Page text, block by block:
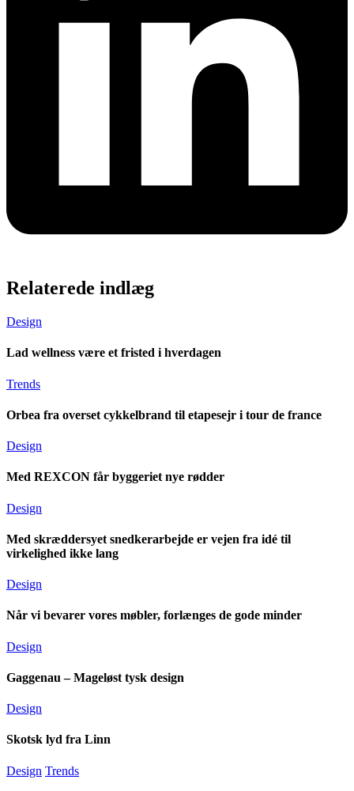
Relaterede indlæg
Design
Lad wellness være et fristed i hverdagen
Trends
Orbea fra overset cykkelbrand til etapesejr i tour de france
Design
Med REXCON får byggeriet nye rødder
Design
Med skræddersyet snedkerarbejde er vejen fra idé til
virkelighed ikke lang
Design
Når vi bevarer vores møbler, forlænges de gode minder
Design
Gaggenau – Mageløst tysk design
Design
Skotsk lyd fra Linn
Design Trends